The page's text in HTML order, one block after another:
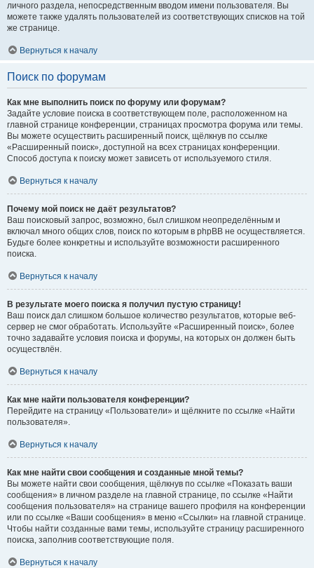
личного раздела, непосредственным вводом имени пользователя. Вы
можете также удалять пользователей из соответствующих списков на той
же странице.
Вернуться к началу
Поиск по форумам
Как мне выполнить поиск по форуму или форумам?
Задайте условие поиска в соответствующем поле, расположенном на
главной странице конференции, страницах просмотра форума или темы.
Вы можете осуществить расширенный поиск, щёлкнув по ссылке
«Расширенный поиск», доступной на всех страницах конференции.
Способ доступа к поиску может зависеть от используемого стиля.
Вернуться к началу
Почему мой поиск не даёт результатов?
Ваш поисковый запрос, возможно, был слишком неопределённым и
включал много общих слов, поиск по которым в phpBB не осуществляется.
Будьте более конкретны и используйте возможности расширенного
поиска.
Вернуться к началу
В результате моего поиска я получил пустую страницу!
Ваш поиск дал слишком большое количество результатов, которые веб-
сервер не смог обработать. Используйте «Расширенный поиск», более
точно задавайте условия поиска и форумы, на которых он должен быть
осуществлён.
Вернуться к началу
Как мне найти пользователя конференции?
Перейдите на страницу «Пользователи» и щёлкните по ссылке «Найти
пользователя».
Вернуться к началу
Как мне найти свои сообщения и созданные мной темы?
Вы можете найти свои сообщения, щёлкнув по ссылке «Показать ваши
сообщения» в личном разделе на главной странице, по ссылке «Найти
сообщения пользователя» на странице вашего профиля на конференции
или по ссылке «Ваши сообщения» в меню «Ссылки» на главной странице.
Чтобы найти созданные вами темы, используйте страницу расширенного
поиска, заполнив соответствующие поля.
Вернуться к началу